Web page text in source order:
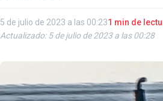
5 de julio de 2023 a las 00:231 min de
Actualizado: 5 de julio de 2023 a las 00:28